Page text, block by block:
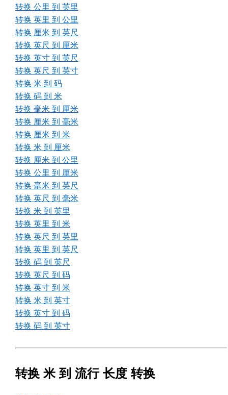
转换 公里 到 英里
转换 英里 到 公里
转换 厘米 到 英尺
转换 英尺 到 厘米
转换 英寸 到 英尺
转换 英尺 到 英寸
转换 米 到 码
转换 码 到 米
转换 毫米 到 厘米
转换 厘米 到 毫米
转换 厘米 到 米
转换 米 到 厘米
转换 厘米 到 公里
转换 公里 到 厘米
转换 毫米 到 英尺
转换 英尺 到 毫米
转换 米 到 英里
转换 英里 到 米
转换 英尺 到 英里
转换 英里 到 英尺
转换 码 到 英尺
转换 英尺 到 码
转换 英寸 到 米
转换 米 到 英寸
转换 英寸 到 码
转换 码 到 英寸
转换 米 到 流行 长度 转换